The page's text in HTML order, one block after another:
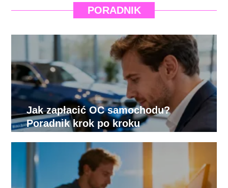
PORADNIK
Jak zapłacić OC samochodu?
Poradnik krok po kroku